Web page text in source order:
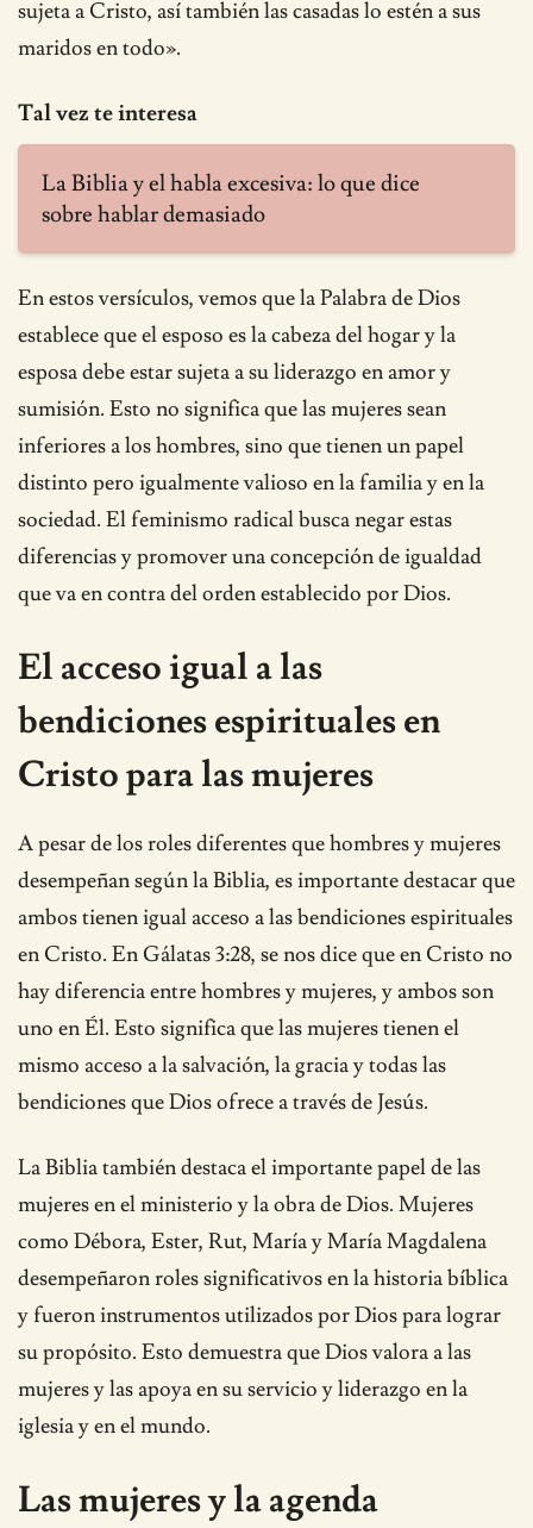
sujeta a Cristo, así también las casadas lo estén a sus
maridos en todo».
Tal vez te interesa
La Biblia y el habla excesiva: lo que dice
sobre hablar demasiado
En estos versículos, vemos que la Palabra de Dios
establece que el esposo es la cabeza del hogar y la
esposa debe estar sujeta a su liderazgo en amor y
sumisión. Esto no significa que las mujeres sean
inferiores a los hombres, sino que tienen un papel
distinto pero igualmente valioso en la familia y en la
sociedad. El feminismo radical busca negar estas
diferencias y promover una concepción de igualdad
que va en contra del orden establecido por Dios.
El acceso igual a las
bendiciones espirituales en
Cristo para las mujeres
A pesar de los roles diferentes que hombres y mujeres
desempeñan según la Biblia, es importante destacar que
ambos tienen igual acceso a las bendiciones espirituales
en Cristo. En Gálatas 3:28, se nos dice que en Cristo no
hay diferencia entre hombres y mujeres, y ambos son
uno en Él. Esto significa que las mujeres tienen el
mismo acceso a la salvación, la gracia y todas las
bendiciones que Dios ofrece a través de Jesús.
La Biblia también destaca el importante papel de las
mujeres en el ministerio y la obra de Dios. Mujeres
como Débora, Ester, Rut, María y María Magdalena
desempeñaron roles significativos en la historia bíblica
y fueron instrumentos utilizados por Dios para lograr
su propósito. Esto demuestra que Dios valora a las
mujeres y las apoya en su servicio y liderazgo en la
iglesia y en el mundo.
Las mujeres y la agenda